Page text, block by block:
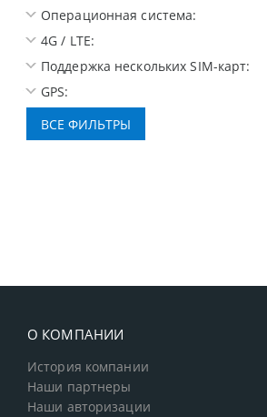
Операционная система:
4G / LTE:
Поддержка нескольких SIM-карт:
GPS:
О КОМПАНИИ
История компании
Наши партнеры
Наши авторизации